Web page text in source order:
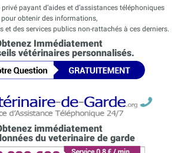
payant d’aides et d’assistances téléphoniques
pour obtenir des informations,
et des services publics non-rattachés à ces derniers.
Immédiatement
vétérinaires personnalisés.
immédiatement
du veterinaire de garde